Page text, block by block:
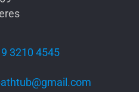
3210 4545